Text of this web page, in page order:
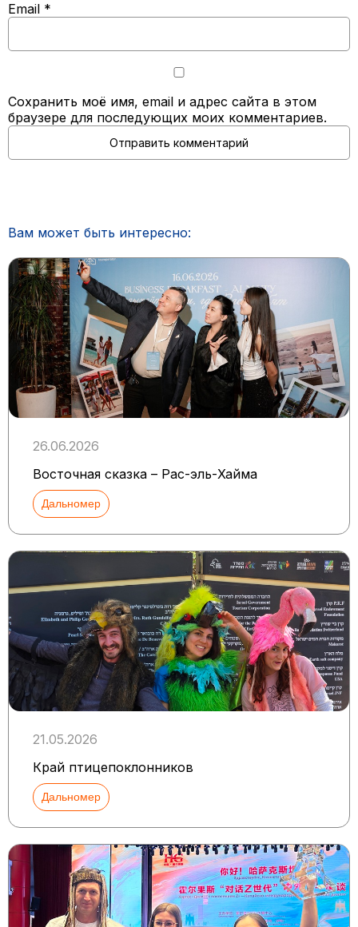
Email *
Сохранить моё имя, email и адрес сайта в этом
браузере для последующих моих комментариев.
Вам может быть интересно:
26.06.2026
Восточная сказка – Рас-эль-Хайма
Дальномер
21.05.2026
Край птицепоклонников
Дальномер